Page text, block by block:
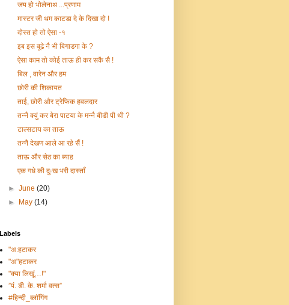
जय हो भोलेनाथ ...प्रणाम
मास्टर जी थम काटडा दे के दिखा दो !
दोस्त हो तो ऐसा -१
इब इस बूढे नै भी बिगाडगा के ?
ऐसा काम तो कोई ताऊ ही कर सकै सै !
बिल , वारेन और हम
छोरी की शिकायत
ताई, छोरी और ट्रेफिक हवलदार
तन्नै क्युं कर बेरा पाटया के मन्नै बीडी पी थी ?
टाल्सटाय का ताऊ
तन्नै देखण आले आ रहे सैं !
ताऊ और सेठ का ब्याह
एक गधे की दुःख भरी दास्ताँ
►June(20)
►
May(14)
Labels
"अ:हटाकर
"अ"हटाकर
"क्या लिखूं…!"
”पं. डी. के. शर्मा वत्स”
#हिन्दी_ब्लॉगिंग